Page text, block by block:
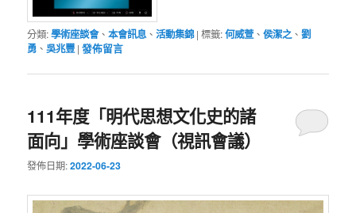
分類:學術座談會、本會訊息 、活動集錦 |標籤:何威萱、侯潔之 、劉
勇 、吳兆豐 |發佈留言
111年度「明代思想文化史的諸
面向」學術座談會（視訊會議）
發佈日期:2022-06-23